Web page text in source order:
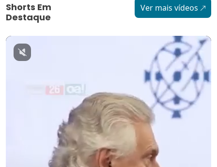
Shorts Em
Destaque
Ver mais vídeos